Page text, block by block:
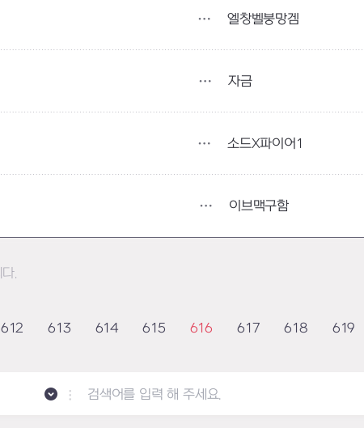
엘창벨붕망겜
자금
소드X파이어1
이브맥구함
.
612 613 614 615 616 617 618 619